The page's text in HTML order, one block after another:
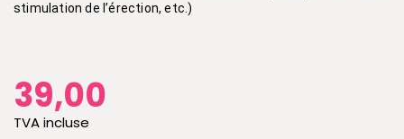
stimulation de l’érection, etc.)
39,00
TVA incluse